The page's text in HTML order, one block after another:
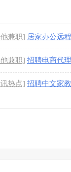
兼职] 居家办公远
兼职] 招聘电商代
热点] 招聘中文家